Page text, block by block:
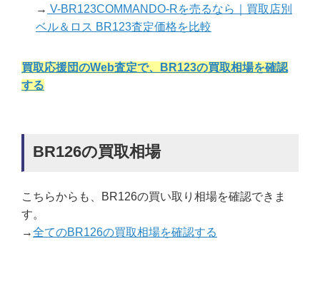
→ V-BR123COMMANDO-Rを売るなら｜買取店別
ベル＆ロス BR123査定価格を比較
買取応援団のWeb査定で、BR123の買取相場を確認
する
BR126の買取相場
こちらからも、BR126の買い取り相場を確認できま
す。
→全てのBR126の買取相場を確認する